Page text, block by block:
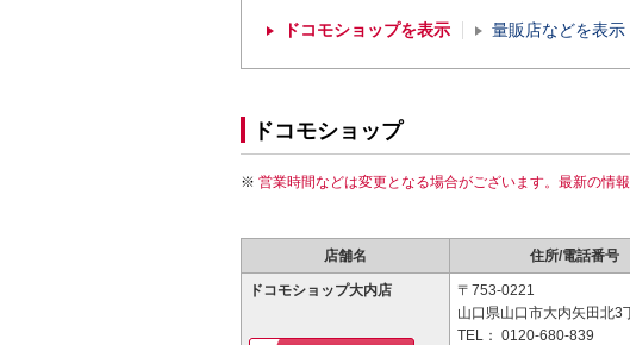
ドコモショップを表示 量販店などを表示
ドコモショップ
営業時間などは変更となる場合がございます。最新の情
店舗名 住所/電話番号
ドコモショップ大内店
〒753-0221
山口県山口市大内矢田北3
TEL： 0120-680-839